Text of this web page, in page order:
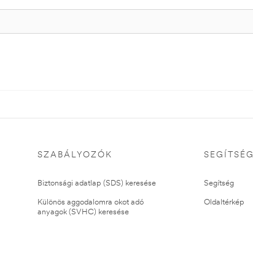
SZABÁLYOZÓK
Biztonsági adatlap (SDS) keresése
Különös aggodalomra okot adó
anyagok (SVHC) keresése
SEGÍTSÉG
Segítség
Oldaltérkép